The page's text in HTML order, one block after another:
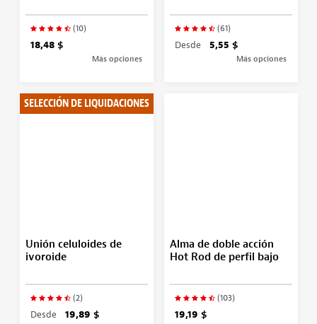
(10)
18,48 $
Más opciones
(61)
Desde 5,55 $
Más opciones
SELECCIÓN DE LIQUIDACIONES
Unión celuloides de
ivoroide
(2)
Desde 19,89 $
Alma de doble acción
Hot Rod de perfil bajo
(103)
19,19 $